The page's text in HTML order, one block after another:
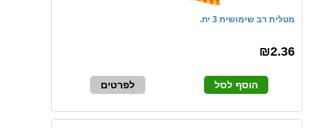
מטלית רב שימושית 3 יח.
₪2.36
הוסף לסל לפרטים